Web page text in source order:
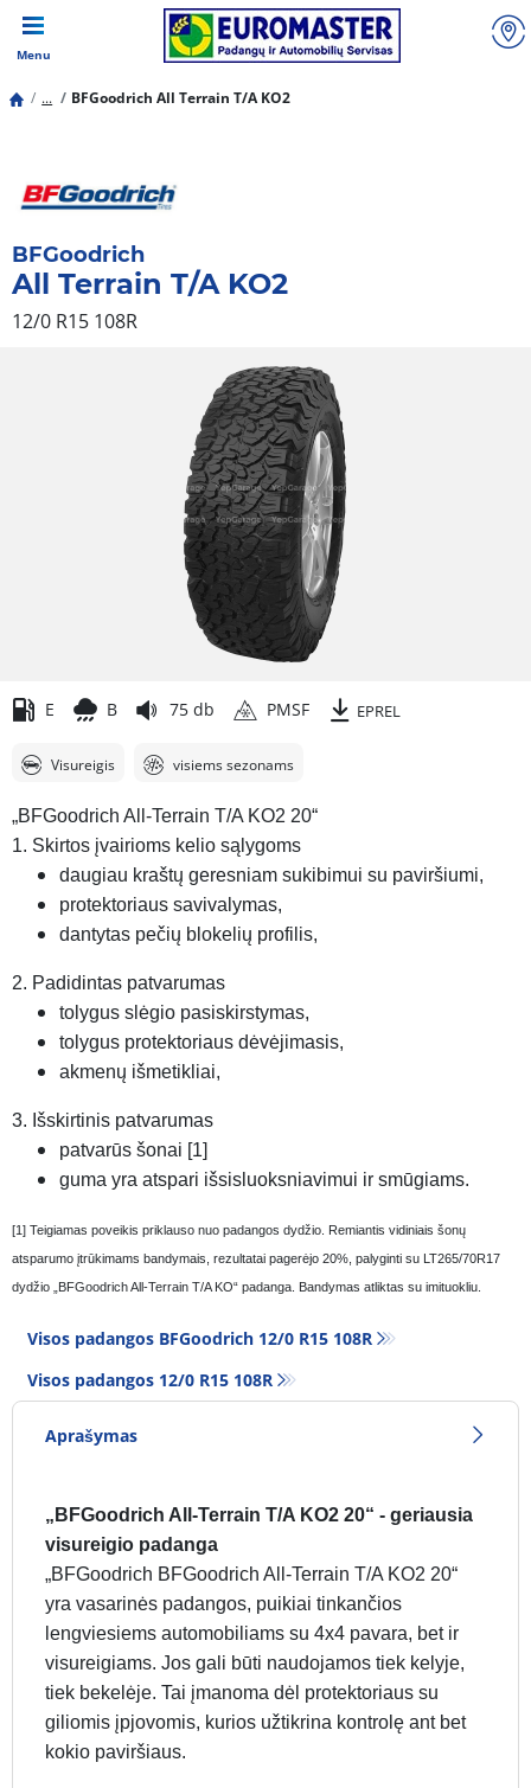
Menu
... BFGoodrich All Terrain T/A KO2
BFGoodrich
All Terrain T/A KO2
12/0 R15 108R
E B 75 db PMSF EPREL
Visureigis visiems sezonams
„BFGoodrich All-Terrain T/A KO2 20“
1. Skirtos įvairioms kelio sąlygoms
daugiau kraštų geresniam sukibimui su paviršiumi,
protektoriaus savivalymas,
dantytas pečių blokelių profilis,
2. Padidintas patvarumas
tolygus slėgio pasiskirstymas,
tolygus protektoriaus dėvėjimasis,
akmenų išmetikliai,
3. Išskirtinis patvarumas
patvarūs šonai [1]
guma yra atspari išsisluoksniavimui ir smūgiams.
[1] Teigiamas poveikis priklauso nuo padangos dydžio. Remiantis vidiniais šonų
atsparumo įtrūkimams bandymais, rezultatai pagerėjo 20%, palyginti su LT265/70R17
dydžio „BFGoodrich All-Terrain T/A KO“ padanga. Bandymas atliktas su imituokliu.
Visos padangos BFGoodrich 12/0 R15 108R
Visos padangos‎ 12/0 R15 108R
Aprašymas
„BFGoodrich All-Terrain T/A KO2 20“ - geriausia
visureigio padanga
„BFGoodrich BFGoodrich All-Terrain T/A KO2 20“
yra vasarinės padangos, puikiai tinkančios
lengviesiems automobiliams su 4x4 pavara, bet ir
visureigiams. Jos gali būti naudojamos tiek kelyje,
tiek bekelėje. Tai įmanoma dėl protektoriaus su
giliomis įpjovomis, kurios užtikrina kontrolę ant bet
kokio paviršiaus.